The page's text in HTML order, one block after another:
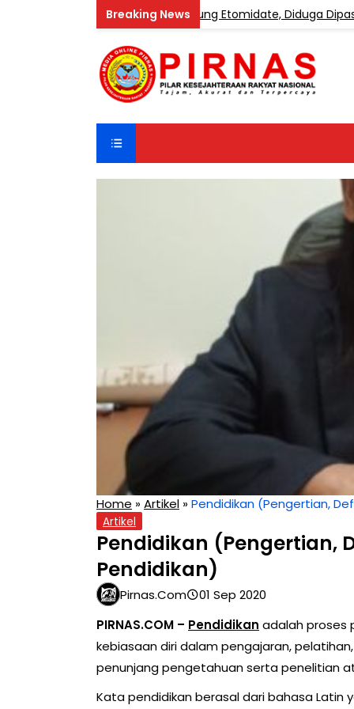
Industri Vape Mengandung Etomidate, Diduga Dipasok dari
Home »Artikel »Pendidikan (Pengertian,
Artikel
Pendidikan (Pengertian,
Pendidikan)
Pirnas.com
01 Sep 2020
PIRNAS.COM – Pendidikan adalah proses
kebiasaan diri dalam pengajaran,
penunjang pengetahuan serta penelitian
Kata pendidikan berasal dari bahasa Latin